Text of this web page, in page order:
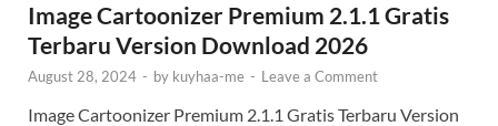
Image Cartoonizer Premium 2.1.1 Gratis
Terbaru Version Download 2026
August 28, 2024 - by kuyhaa-me - Leave a Comment
Image Cartoonizer Premium 2.1.1 Gratis Terbaru Version